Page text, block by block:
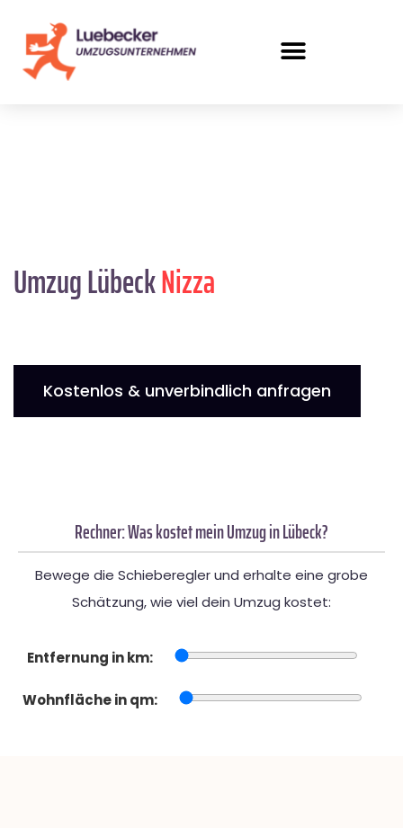
Umzug LübeckNizza
Kostenlos & unverbindlich anfragen
Rechner: Was kostet mein Umzug in Lübeck?
Bewege die Schieberegler und erhalte eine grobe
Schätzung, wie viel dein Umzug kostet:
Entfernung in km:
Wohnfläche in qm: